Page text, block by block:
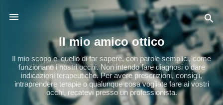
Passa ai contenuti principali
Il mio amico ottico
Il mio scopo e' quello di far sapere, con parole semplici, come
funzionano i nostri occhi. Non intendo fare diagnosi o dare
indicazioni terapeutiche. Per avere prescrizioni, consigli,
intraprendere terapie o qualunque cosa vogliate fare ai vostri
occhi, recatevi presso un professionista.